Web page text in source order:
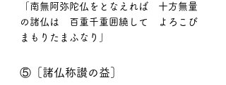
「南無阿弥陀仏をとなえれば　十方無量
の諸仏は　百重千重囲繞して　よろこび
まもりたまふなり」
⑤［諸仏称讃の益］